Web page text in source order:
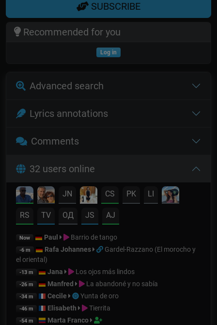
SUBSCRIBE
Recommended for you
Log in
Advanced search
Lyrics annotations
Comments
32 users online
JN CS PK LI
RS TV OД JS AJ
Now Paul Barrio de tango
-6 m Rafa Johannes
Gardel-Razzano (El morocho y
el oriental)
-13 m Jana Los ojos más lindos
-26 m Manfred La abandoné y no sabía
-34 m Cecile Yunta de oro
-46 m Elisabeth Tierrita
-54 m Marta Franco